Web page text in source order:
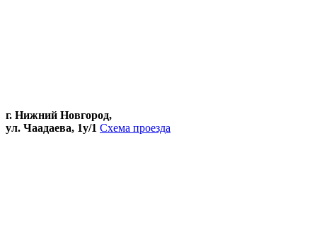
г. Нижний Новгород,
ул. Чаадаева, 1у/1 Схема проезда